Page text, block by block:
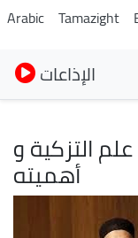
Arabic Tamazight
الإذاعات
التزكية و
أهميته